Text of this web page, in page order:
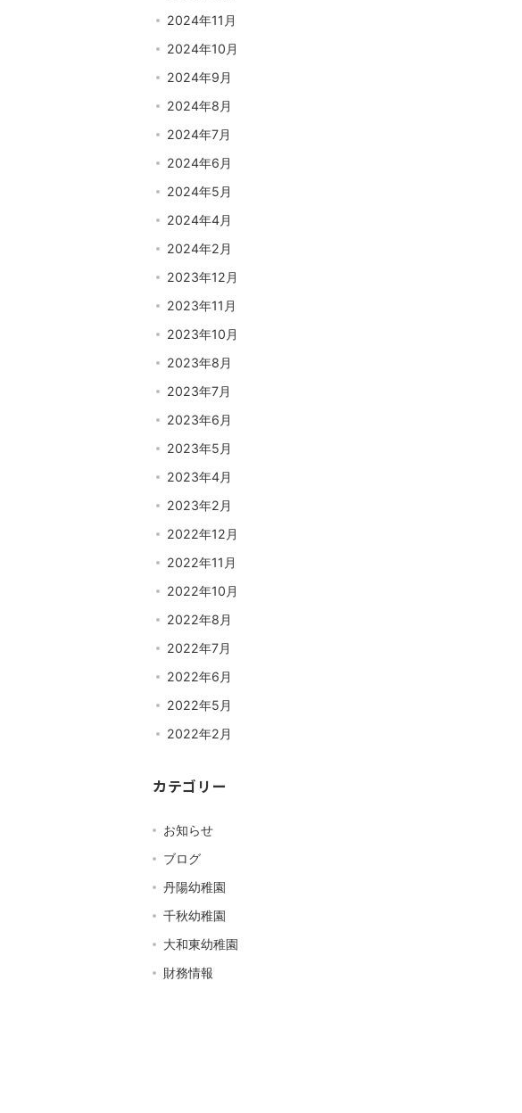
2024年11月
2024年10月
2024年9月
2024年8月
2024年7月
2024年6月
2024年5月
2024年4月
2024年2月
2023年12月
2023年11月
2023年10月
2023年8月
2023年7月
2023年6月
2023年5月
2023年4月
2023年2月
2022年12月
2022年11月
2022年10月
2022年8月
2022年7月
2022年6月
2022年5月
2022年2月
カテゴリー
お知らせ
ブログ
丹陽幼稚園
千秋幼稚園
大和東幼稚園
財務情報